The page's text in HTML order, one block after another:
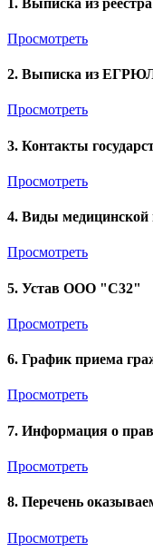
Просмотреть
2. Выписка из
Просмотреть
3. Контакты
Просмотреть
4. Виды
Просмотреть
5. Устав ООО "С32"
Просмотреть
6. График приема
Просмотреть
7. Информация о
Просмотреть
8. Перечень
Просмотреть